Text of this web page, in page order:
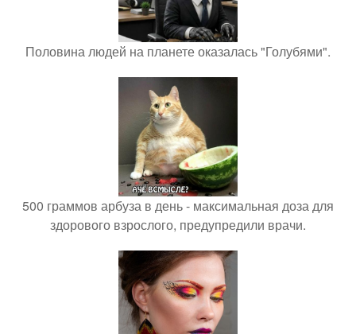
Половина людей на планете оказалась "Голубями".
500 граммов арбуза в день - максимальная доза для
здорового взрослого, предупредили врачи.